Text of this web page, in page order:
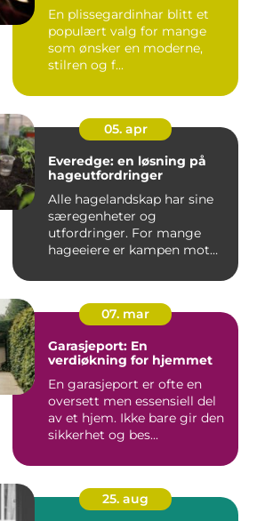
En plissegardinhar blitt et
populært valg for mange
som ønsker en moderne,
stilren og f...
05. apr
Everedge: en løsning på
hageutfordringer
Alle hagelandskap har sine
særegenheter og
utfordringer. For mange
hageeiere er kampen mot
07. mar
Garasjeport: En
verdiøkning for hjemmet
En garasjeport er ofte en
oversett men essensiell del
av et hjem. Ikke bare gir den
sikkerhet og bes...
25. aug